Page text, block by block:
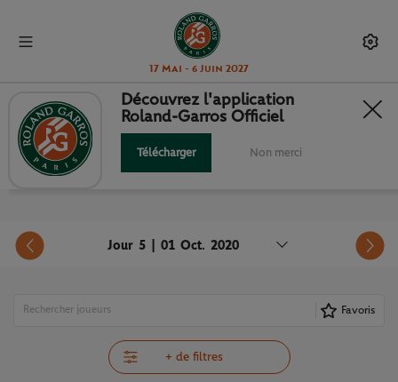
17 Mai - 6 Juin 2027
PROGRAMME
Jour 5 | 01 Oct. 2020
Favoris
+ de filtres
Découvrez l'application
Roland-Garros Officiel
Télécharger Non merci